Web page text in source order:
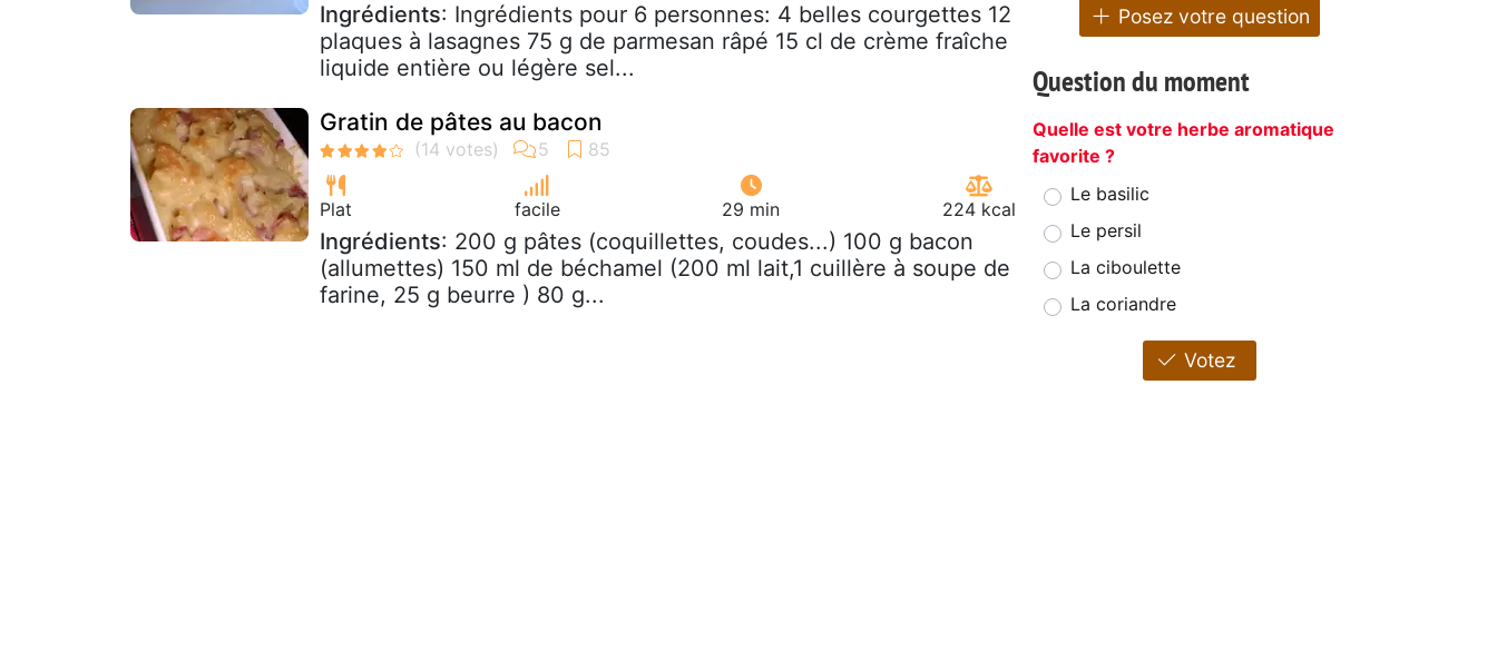
Ingrédients: Ingrédients pour 6 personnes: 4 belles courgettes 12
plaques à lasagnes 75 g de parmesan râpé 15 cl de crème fraîche
liquide entière ou légère sel...
Gratin de pâtes au bacon
Plat facile 29 min 224 kcal
Ingrédients: 200 g pâtes (coquillettes, coudes...) 100 g bacon
(allumettes) 150 ml de béchamel (200 ml lait,1 cuillère à soupe de
farine, 25 g beurre ) 80 g...
Posez votre question
Question du moment
Quelle est votre herbe aromatique
favorite ?
Le basilic
Le persil
La ciboulette
La coriandre
Votez